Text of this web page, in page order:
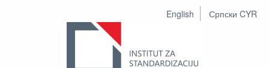
English Српски CYR